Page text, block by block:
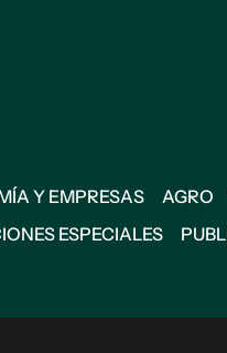
Y EMPRESAS AGRO
ESPECIALES